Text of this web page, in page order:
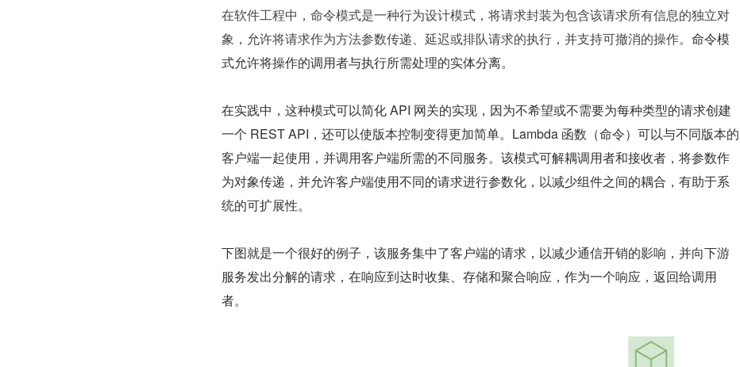
在软件工程中，命令模式是一种行为设计模式，将请求封装为包含该请求所有信息的独立对
象，允许将请求作为方法参数传递、延迟或排队请求的执行，并支持可撤消的操作。 命令模
式允许将操作的调用者与执行所需处理的实体分离。
在实践中，这种模式可以简化 API 网关的实现，因为不希望或不需要为每种类型的请求创建
一个 REST API，还可以使版本控制变得更加简单。Lambda 函数（命令）可以与不同版本的
客户端一起使用，并调用客户端所需的不同服务。该模式可解耦调用者和接收者，将参数作
为对象传递，并允许客户端使用不同的请求进行参数化，以减少组件之间的耦合，有助于系
统的可扩展性。
下图就是一个很好的例子，该服务集中了客户端的请求，以减少通信开销的影响，并向下游
服务发出分解的请求，在响应到达时收集、存储和聚合响应，作为一个响应，返回给调用
者。